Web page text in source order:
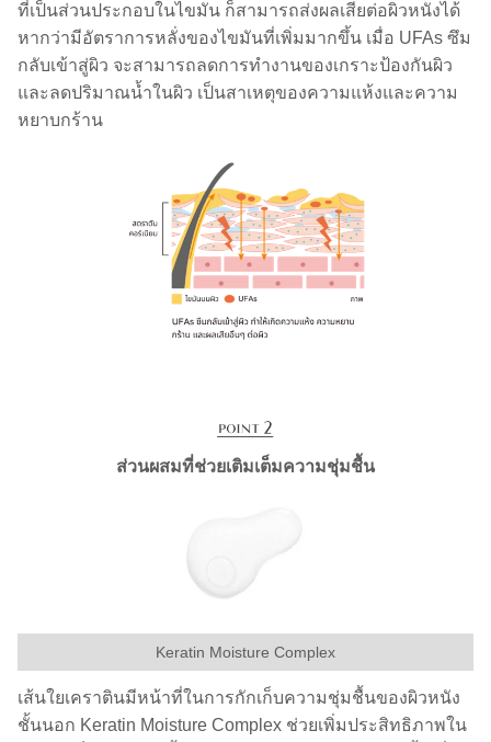
ที่เป็นส่วนประกอบในไขมัน ก็สามารถส่งผลเสียต่อผิวหนังได้
หากว่ามีอัตราการหลั่งของไขมันที่เพิ่มมากขึ้น เมื่อ UFAs ซึม
กลับเข้าสู่ผิว จะสามารถลดการทำงานของเกราะป้องกันผิว
และลดปริมาณน้ำในผิว เป็นสาเหตุของความแห้งและความ
หยาบกร้าน
ส่วนผสมที่ช่วยเติมเต็มความชุ่มชื้น
Keratin Moisture Complex
เส้นใยเคราตินมีหน้าที่ในการกักเก็บความชุ่มชื้นของผิวหนัง
ชั้นนอก Keratin Moisture Complex ช่วยเพิ่มประสิทธิภาพใน